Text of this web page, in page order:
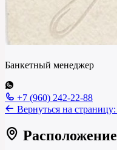
Банкетный менеджер
+7 (960) 242-22-88
Вернуться на страницу:
Расположение